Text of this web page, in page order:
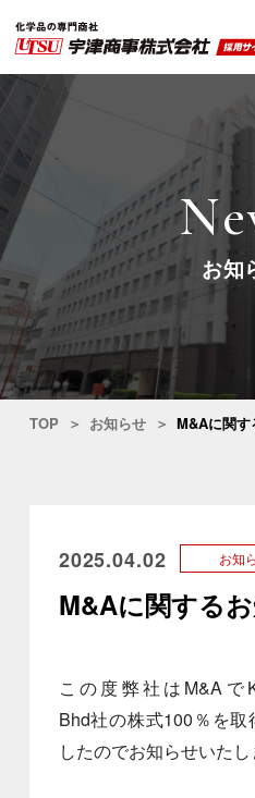
お知
TOP お知らせ M&Aに関す
2025.04.02 お知
M&Aに関する
この度弊社はM&Aで
Bhd社の株式100％を取
したのでお知らせいたし